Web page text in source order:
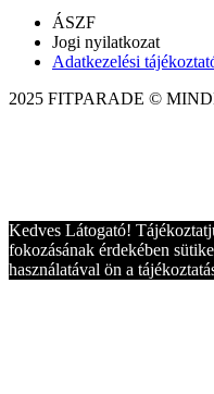
ÁSZF
Jogi nyilatkozat
Adatkezelési
2025 FITPARADE ©
Kedves Látogató!
fokozásának érdekében
használatával ön a